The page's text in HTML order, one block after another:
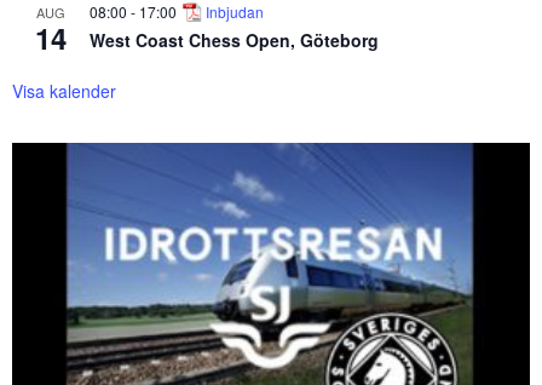
AUG
14
08:00 - 17:00 Inbjudan
West Coast Chess Open, Göteborg
Visa kalender